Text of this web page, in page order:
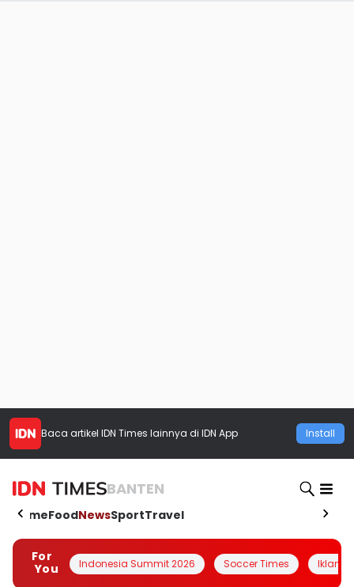
Baca artikel IDN Times lainnya di IDN App Install
BANTEN
HomeFoodNewsSportTravel
For
You
Indonesia Summit 2026 Soccer Times Iklanin